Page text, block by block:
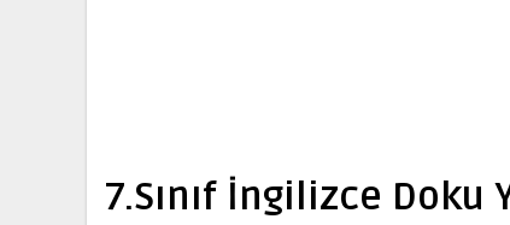
7.Sınıf İngilizce Doku